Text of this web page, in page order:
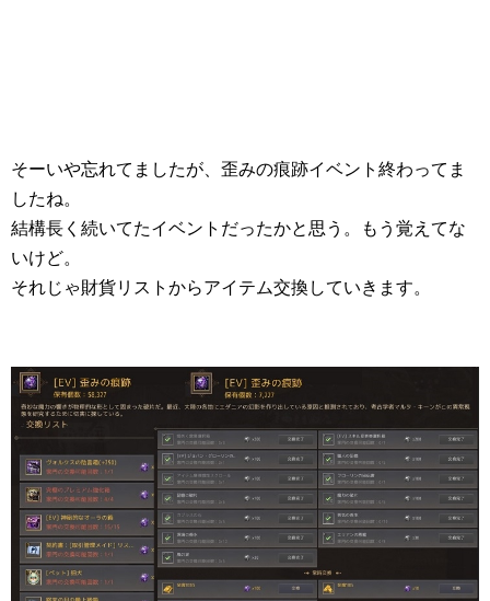
そーいや忘れてましたが、歪みの痕跡イベント終わってま
したね。
結構長く続いてたイベントだったかと思う。もう覚えてな
いけど。
それじゃ財貨リストからアイテム交換していきます。